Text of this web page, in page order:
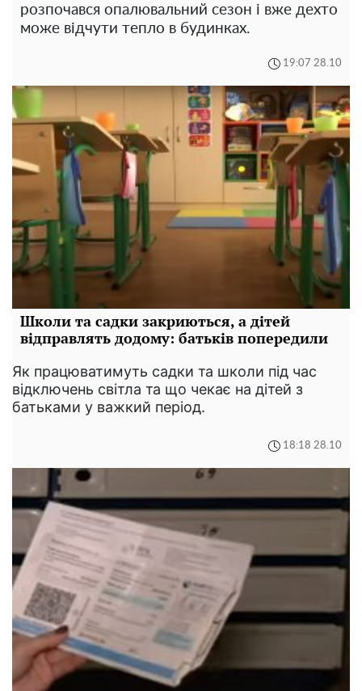
розпочався опалювальний сезон і вже дехто
може відчути тепло в будинках.
19:07 28.10
Школи та садки закриються, а дітей
відправлять додому: батьків попередили
Як працюватимуть садки та школи під час
відключень світла та що чекає на дітей з
батьками у важкий період.
18:18 28.10